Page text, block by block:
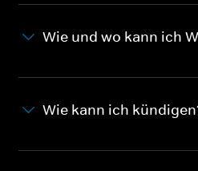
Wie und wo kann ich
Wie kann ich